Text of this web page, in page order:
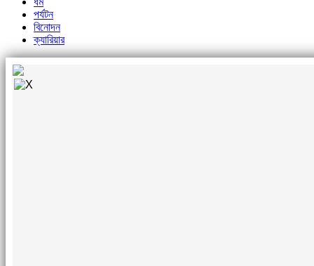
পর্যটন
বিনোদন
ক্যারিয়ার